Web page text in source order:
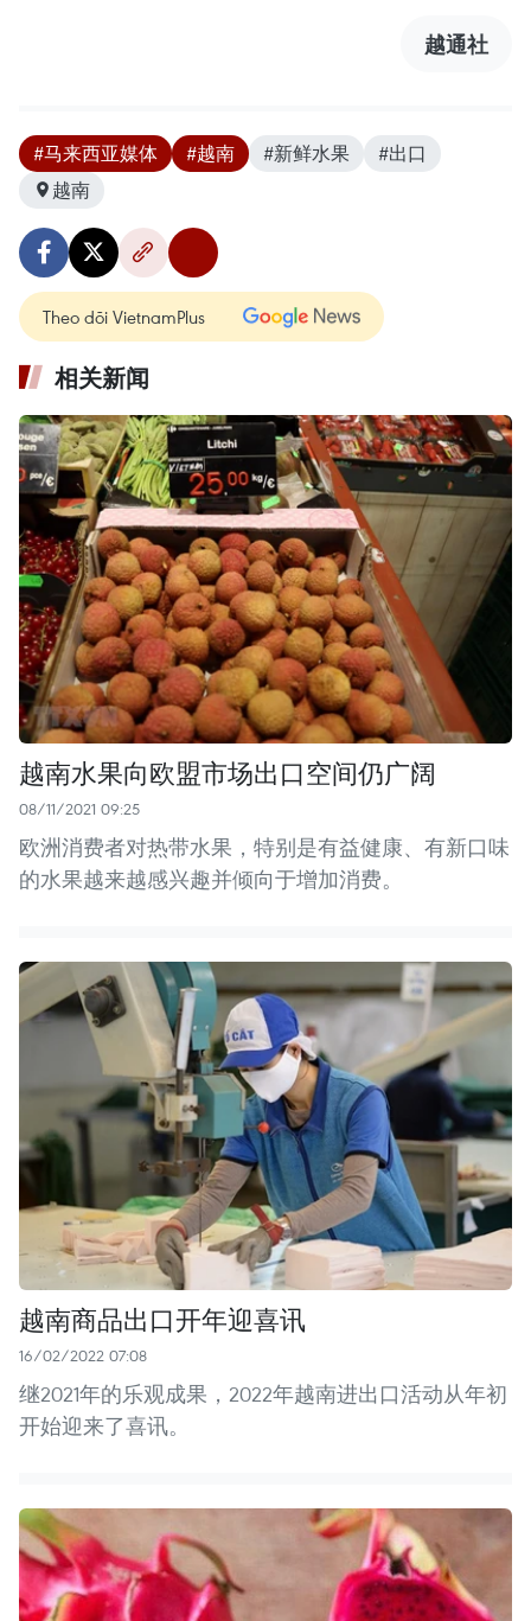
越通社
#马来西亚媒体 #越南 #新鲜水果
#出口
越南
Theo dõi VietnamPlus
相关新闻
越南水果向欧盟市场出口空间仍广阔
08/11/2021 09:25
欧洲消费者对热带水果，特别是有益健康、有新口味
的水果越来越感兴趣并倾向于增加消费。
越南商品出口开年迎喜讯
16/02/2022 07:08
继2021年的乐观成果，2022年越南进出口活动从年初
开始迎来了喜讯。